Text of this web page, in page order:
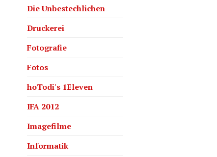
Die Unbestechlichen
Druckerei
Fotografie
Fotos
hoTodi's 1Eleven
IFA 2012
Imagefilme
Informatik